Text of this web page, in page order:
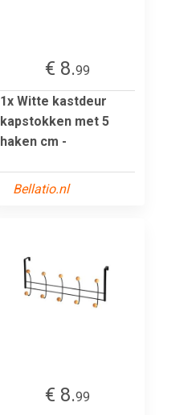
€ 8.99
1x Witte kastdeur
kapstokken met 5
haken cm -
Bellatio.nl
€ 8.99